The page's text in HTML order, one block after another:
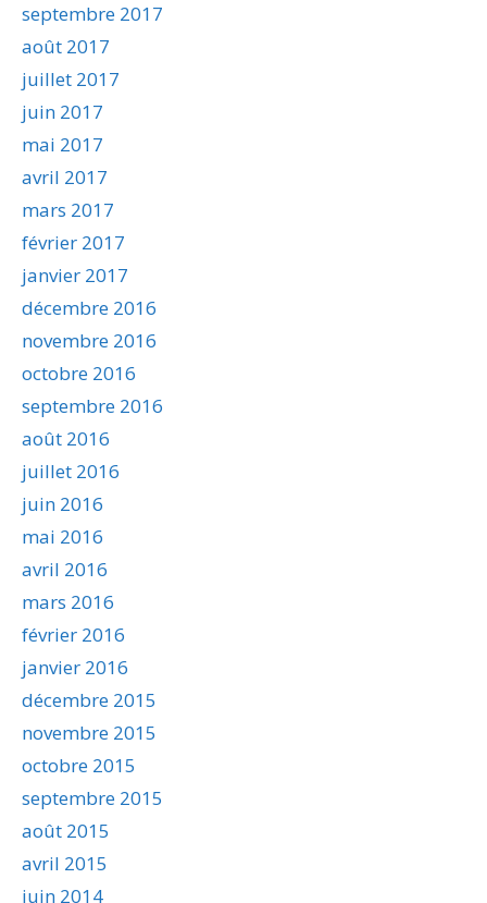
septembre 2017
août 2017
juillet 2017
juin 2017
mai 2017
avril 2017
mars 2017
février 2017
janvier 2017
décembre 2016
novembre 2016
octobre 2016
septembre 2016
août 2016
juillet 2016
juin 2016
mai 2016
avril 2016
mars 2016
février 2016
janvier 2016
décembre 2015
novembre 2015
octobre 2015
septembre 2015
août 2015
avril 2015
juin 2014